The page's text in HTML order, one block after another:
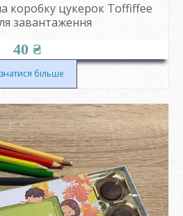
коробку цукерок Toffiffee
завантаження
40 ₴
більше